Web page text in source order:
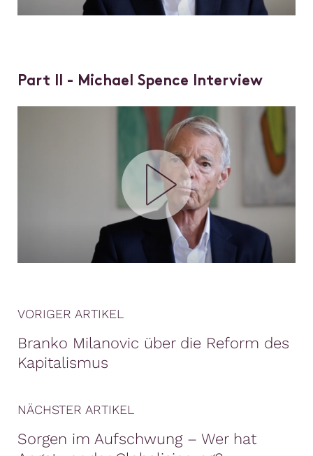
Part II - Michael Spence Interview
VORIGER ARTIKEL
Branko Milanovic über die Reform des
Kapitalismus
NÄCHSTER ARTIKEL
Sorgen im Aufschwung – Wer hat